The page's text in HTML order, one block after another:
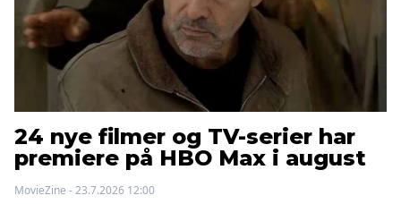
24 nye filmer og TV-serier har
premiere på HBO Max i august
MovieZine - 23.7.2026 12:00